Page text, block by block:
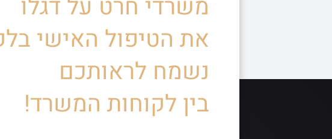
משרדי חרט על דגלו
את הטיפול האישי
נשמח לראותכם
בין לקוחות המשרד!